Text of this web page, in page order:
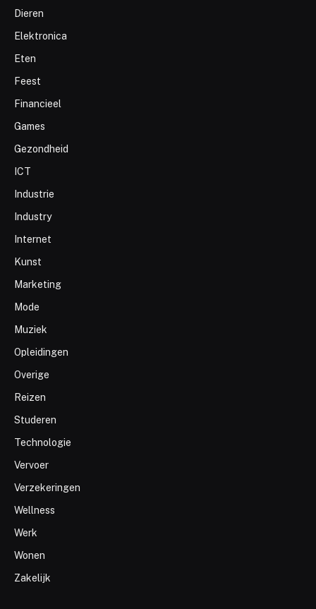
Dieren
Elektronica
Eten
Feest
Financieel
Games
Gezondheid
ICT
Industrie
Industry
Internet
Kunst
Marketing
Mode
Muziek
Opleidingen
Overige
Reizen
Studeren
Technologie
Vervoer
Verzekeringen
Wellness
Werk
Wonen
Zakelijk